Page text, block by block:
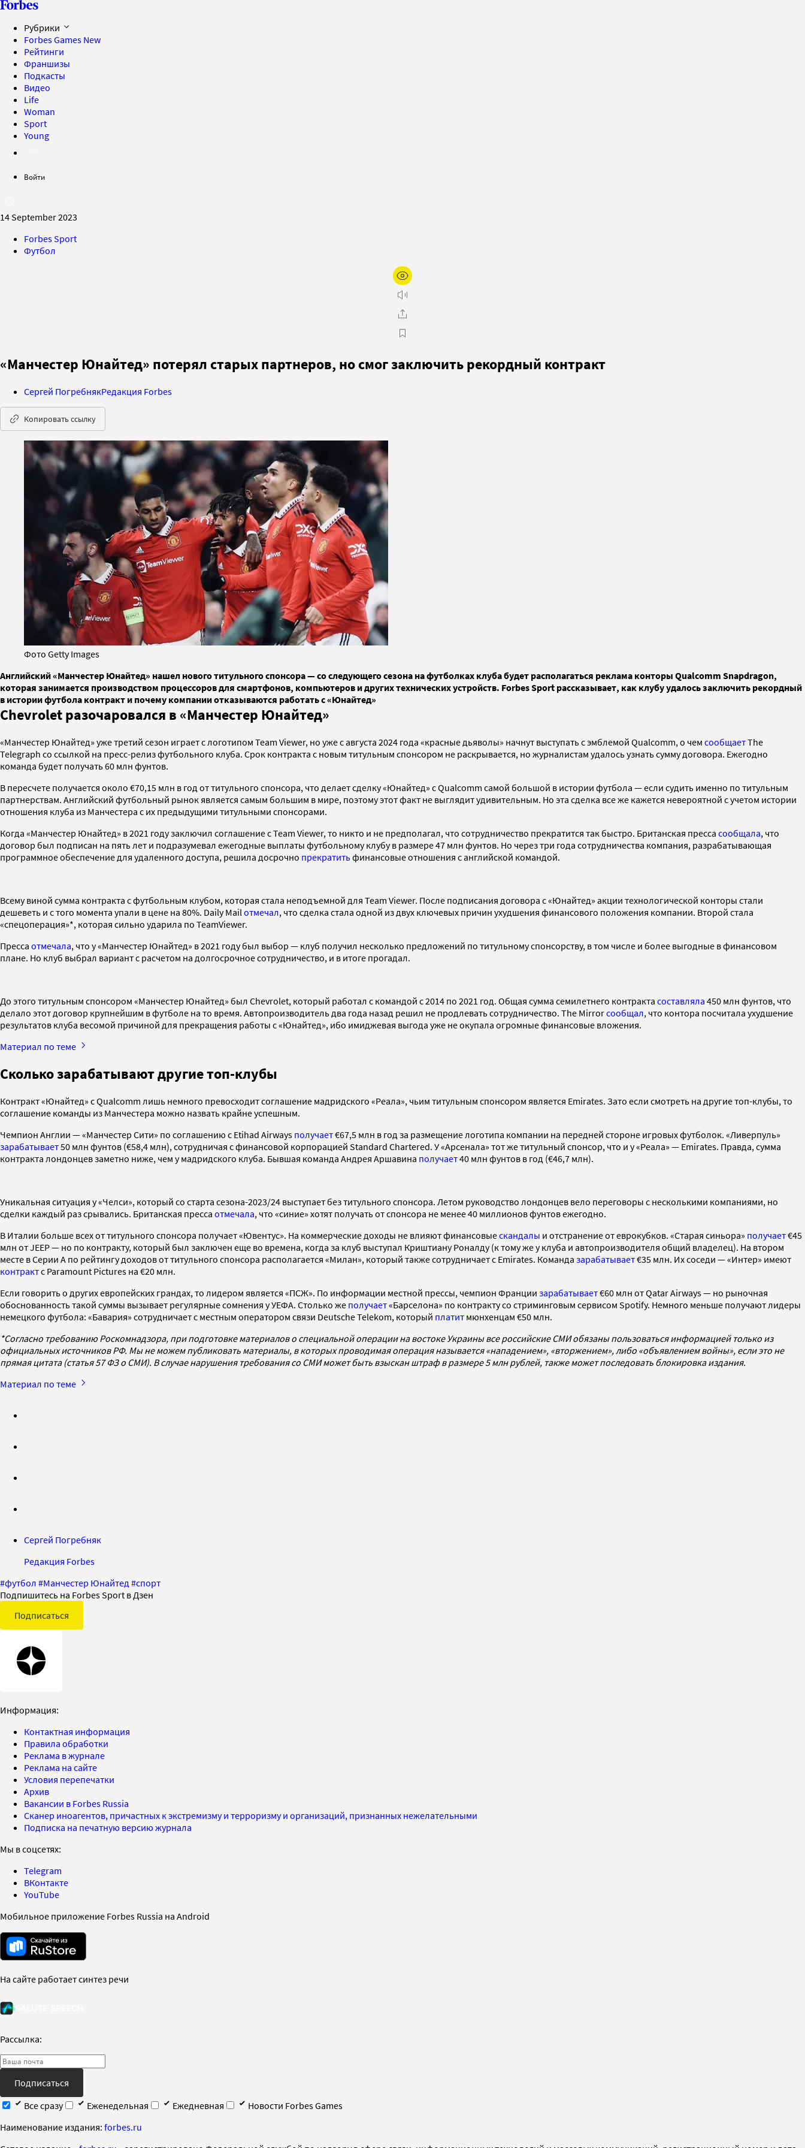
Рубрики
Forbes Games New
Рейтинги
Франшизы
Подкасты
Видео
Life
Woman
Sport
Young
Войти
14 September 2023
Forbes Sport
Футбол
«Манчестер Юнайтед» потерял старых партнеров, но смог заключить рекордный контракт
Сергей ПогребнякРедакция Forbes
Копировать ссылку
Фото Getty Images
Английский «Манчестер Юнайтед» нашел нового титульного спонсора — со следующего сезона на футболках клуба будет располагаться реклама конторы Qualcomm Snapdragon,
которая занимается производством процессоров для смартфонов, компьютеров и других технических устройств. Forbes Sport рассказывает, как клубу удалось заключить рекордный
в истории футбола контракт и почему компании отказываются работать с «Юнайтед»
Chevrolet разочаровался в «Манчестер Юнайтед»
«Манчестер Юнайтед» уже третий сезон играет с логотипом Team Viewer, но уже с августа 2024 года «красные дьяволы» начнут выступать с эмблемой Qualcomm, о чем сообщаетThe
Telegraph со ссылкой на пресс-релиз футбольного клуба. Срок контракта с новым титульным спонсором не раскрывается, но журналистам удалось узнать сумму договора. Ежегодно
команда будет получать 60 млн фунтов.
В пересчете получается около €70,15 млн в год от титульного спонсора, что делает сделку «Юнайтед» с Qualcomm самой большой в истории футбола — если судить именно по титульным
партнерствам. Английский футбольный рынок является самым большим в мире, поэтому этот факт не выглядит удивительным. Но эта сделка все же кажется невероятной с учетом истории
отношения клуба из Манчестера с их предыдущими титульными спонсорами.
Когда «Манчестер Юнайтед» в 2021 году заключил соглашение с Team Viewer, то никто и не предполагал, что сотрудничество прекратится так быстро. Британская пресса сообщала, что
договор был подписан на пять лет и подразумевал ежегодные выплаты футбольному клубу в размере 47 млн фунтов. Но через три года сотрудничества компания, разрабатывающая
программное обеспечение для удаленного доступа, решила досрочно прекратитьфинансовые отношения с английской командой.
Всему виной сумма контракта с футбольным клубом, которая стала неподъемной для Team Viewer. После подписания договора с «Юнайтед» акции технологической конторы стали
дешеветь и с того момента упали в цене на 80%. Daily Mail отмечал, что сделка стала одной из двух ключевых причин ухудшения финансового положения компании. Второй стала
«спецоперация»*, которая сильно ударила по TeamViewer.
Пресса отмечала, что у «Манчестер Юнайтед» в 2021 году был выбор — клуб получил несколько предложений по титульному спонсорству, в том числе и более выгодные в финансовом
плане. Но клуб выбрал вариант с расчетом на долгосрочное сотрудничество, и в итоге прогадал.
До этого титульным спонсором «Манчестер Юнайтед» был Chevrolet, который работал с командой с 2014 по 2021 год. Общая сумма семилетнего контракта составляла 450 млн фунтов, что
делало этот договор крупнейшим в футболе на то время. Автопроизводитель два года назад решил не продлевать сотрудничество. The Mirrorсообщал, что контора посчитала ухудшение
результатов клуба весомой причиной для прекращения работы с «Юнайтед», ибо имиджевая выгода уже не окупала огромные финансовые вложения.
Материал по теме
Сколько зарабатывают другие топ-клубы
Контракт «Юнайтед» с Qualcomm лишь немного превосходит соглашение мадридского «Реала», чьим титульным спонсором является Emirates. Зато если смотреть на другие топ-клубы, то
соглашение команды из Манчестера можно назвать крайне успешным.
Чемпион Англии — «Манчестер Сити» по соглашению с Etihad Airways получает€67,5 млн в год за размещение логотипа компании на передней стороне игровых футболок. «Ливерпуль»
зарабатывает50 млн фунтов (€58,4 млн), сотрудничая с финансовой корпорацией Standard Chartered. У «Арсенала» тот же титульный спонсор, что и у «Реала» — Emirates. Правда, сумма
контракта лондонцев заметно ниже, чем у мадридского клуба. Бывшая команда Андрея Аршавина получает40 млн фунтов в год (€46,7 млн).
Уникальная ситуация у «Челси», который со старта сезона-2023/24 выступает без титульного спонсора. Летом руководство лондонцев вело переговоры с несколькими компаниями, но
сделки каждый раз срывались. Британская пресса отмечала, что «синие» хотят получать от спонсора не менее 40 миллионов фунтов ежегодно.
В Италии больше всех от титульного спонсора получает «Ювентус». На коммерческие доходы не влияют финансовыескандалы и отстранение от еврокубков. «Старая синьора» получает€45
млн от JEEP — но по контракту, который был заключен еще во времена, когда за клуб выступал Криштиану Роналду (к тому же у клуба и автопроизводителя общий владелец). На втором
месте в Серии А по рейтингу доходов от титульного спонсора располагается «Милан», который также сотрудничает с Emirates. Команда зарабатывает€35 млн. Их соседи — «Интер» имеют
контрактс Paramount Pictures на €20 млн.
Если говорить о других европейских грандах, то лидером является «ПСЖ». По информации местной прессы, чемпион Франции зарабатывает€60 млн от Qatar Airways — но рыночная
обоснованность такой суммы вызывает регулярные сомнения у УЕФА. Столько же получает«Барселона» по контракту со стриминговым сервисом Spotify. Немного меньше получают лидеры
немецкого футбола: «Бавария» сотрудничает с местным оператором связи Deutsche Telekom, который платит мюнхенцам €50 млн.
*Согласно требованию Роскомнадзора, при подготовке материалов о специальной операции на востоке Украины все российские СМИ обязаны пользоваться информацией только из
официальных источников РФ. Мы не можем публиковать материалы, в которых проводимая операция называется «нападением», «вторжением», либо «объявлением войны», если это не
прямая цитата (статья 57 ФЗ о СМИ). В случае нарушения требования со СМИ может быть взыскан штраф в размере 5 млн рублей, также может последовать блокировка издания.
Материал по теме
Сергей Погребняк
Редакция Forbes
#футбол #Манчестер Юнайтед #спорт
Подпишитесь на Forbes Sport в Дзен
Подписаться
Информация:
Контактная информация
Правила обработки
Реклама в журнале
Реклама на сайте
Условия перепечатки
Архив
Вакансии в Forbes Russia
Сканер иноагентов, причастных к экстремизму и терроризму и организаций, признанных нежелательными
Подписка на печатную версию журнала
Мы в соцсетях:
Telegram
ВКонтакте
YouTube
Мобильное приложение Forbes Russia на Android
На сайте работает синтез речи
Рассылка:
Подписаться
Все сразу
Еженедельная Ежедневная
Новости Forbes Games
Наименование издания: forbes.ru